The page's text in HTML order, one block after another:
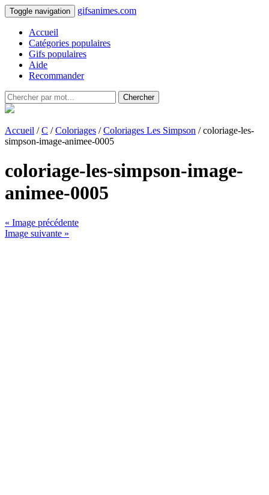
Toggle navigation gifsanimes.com
Accueil
Catégories populaires
Gifs populaires
Aide
Recommander
Chercher
Accueil /C /Coloriages /Coloriages Les Simpson / coloriage-les-
simpson-image-animee-0005
coloriage-les-simpson-image-
animee-0005
« Image précédente
Image suivante »